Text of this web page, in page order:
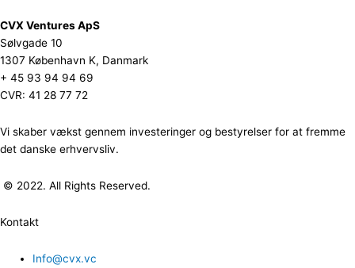
CVX Ventures ApS
Sølvgade 10
1307 København K, Danmark
+ 45 93 94 94 69
CVR: 41 28 77 72
Vi skaber vækst gennem investeringer og bestyrelser for at fremme
det danske erhvervsliv.
© 2022. All Rights Reserved.
Kontakt
Info@cvx.vc